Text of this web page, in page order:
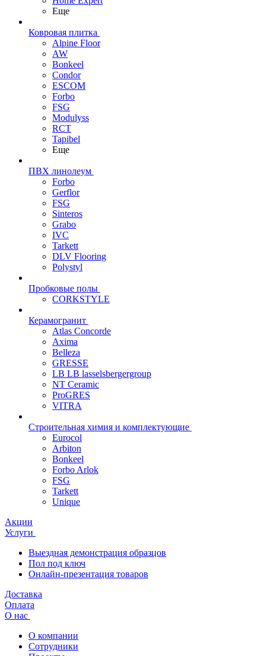
Еще
Ковровая плитка
Alpine Floor
AW
Bonkeel
Condor
ESCOM
Forbo
FSG
Modulyss
RCT
Tapibel
Еще
ПВХ линолеум
Forbo
Gerflor
FSG
Sinteros
Grabo
IVC
Tarkett
DLV Flooring
Polystyl
Пробковые полы
CORKSTYLE
Керамогранит
Atlas Concorde
Axima
Belleza
GRESSE
LB LB lasselsbergergroup
NT Ceramic
ProGRES
VITRA
Строительная химия и комплектующие
Eurocol
Arbiton
Bonkeel
Forbo Arlok
FSG
Tarkett
Unique
Акции
Услуги
Выездная демонстрация образцов
Пол под ключ
Онлайн-презентация товаров
Доставка
Оплата
О нас
О компании
Сотрудники